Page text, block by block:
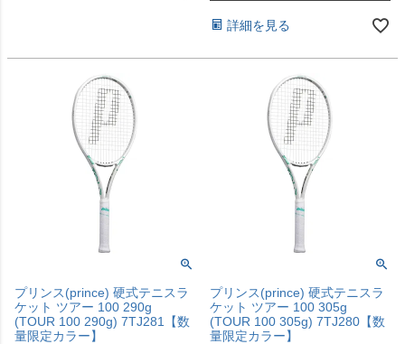
詳細を見る
プリンス(prince) 硬式テニスラ
ケット ツアー 100 290g
(TOUR 100 290g) 7TJ281【数
量限定カラー】
プリンス(prince) 硬式テニスラ
ケット ツアー 100 305g
(TOUR 100 305g) 7TJ280【数
量限定カラー】